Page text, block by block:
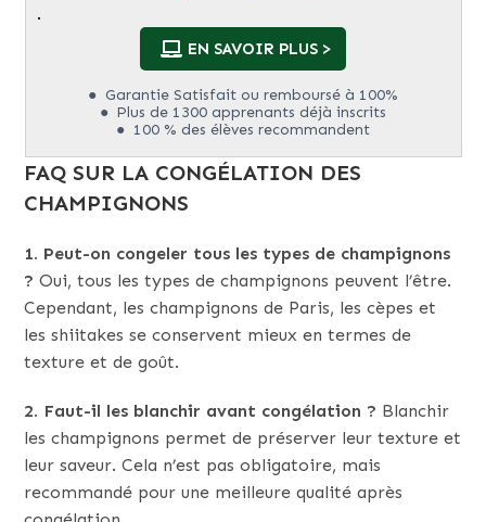
.
EN SAVOIR PLUS >
Garantie Satisfait ou remboursé à 100%
Plus de 1300 apprenants déjà inscrits
100 % des élèves recommandent
FAQ SUR LA CONGÉLATION DES
CHAMPIGNONS
1. Peut-on congeler tous les types de champignons
? Oui, tous les types de champignons peuvent l’être.
Cependant, les champignons de Paris, les cèpes et
les shiitakes se conservent mieux en termes de
texture et de goût.
2. Faut-il les blanchir avant congélation ? Blanchir
les champignons permet de préserver leur texture et
leur saveur. Cela n’est pas obligatoire, mais
recommandé pour une meilleure qualité après